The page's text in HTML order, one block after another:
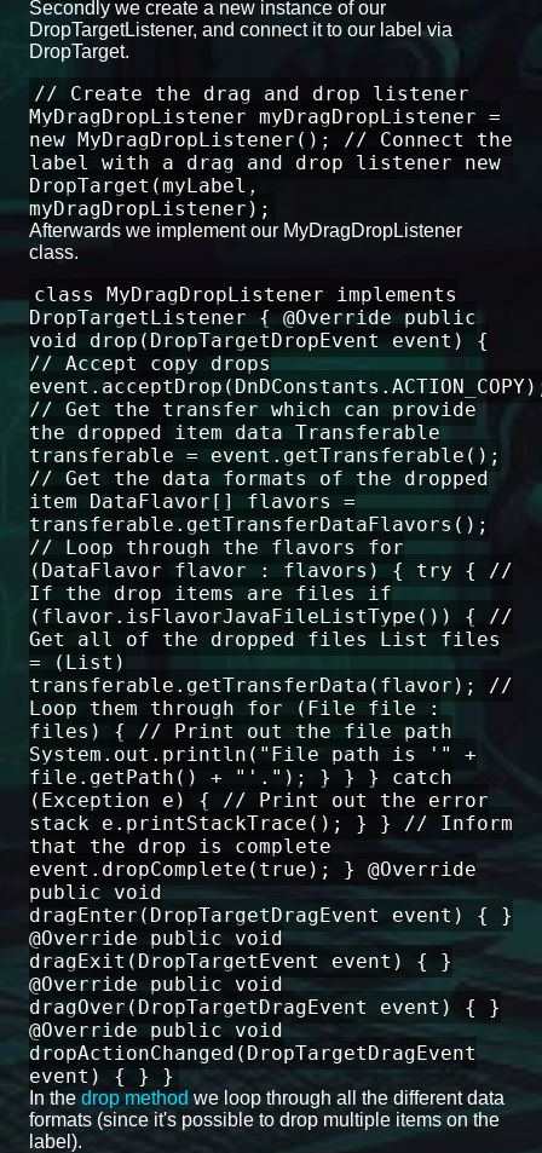
Secondly we create a new instance of our
DropTargetListener, and connect it to our label via
DropTarget.
// Create the drag and drop listener
MyDragDropListener myDragDropListener =
new MyDragDropListener(); // Connect the
label with a drag and drop listener new
DropTarget(myLabel,
myDragDropListener);
Afterwards we implement our MyDragDropListener
class.
class MyDragDropListener implements
DropTargetListener { @Override public
void drop(DropTargetDropEvent event) {
// Accept copy drops
// Get the transfer which can provide
the dropped item data Transferable
transferable = event.getTransferable();
// Get the data formats of the dropped
item DataFlavor[] flavors =
transferable.getTransferDataFlavors();
// Loop through the flavors for
(DataFlavor flavor : flavors) { try { //
If the drop items are files if
(flavor.isFlavorJavaFileListType()) { //
Get all of the dropped files List files
= (List)
transferable.getTransferData(flavor); //
Loop them through for (File file :
files) { // Print out the file path
System.out.println("File path is '" +
file.getPath() + "'."); } } } catch
(Exception e) { // Print out the error
stack e.printStackTrace(); } } // Inform
that the drop is complete
event.dropComplete(true); } @Override
public void
dragEnter(DropTargetDragEvent event) { }
@Override public void
dragExit(DropTargetEvent event) { }
@Override public void
dragOver(DropTargetDragEvent event) { }
@Override public void
dropActionChanged(DropTargetDragEvent
event) { } }
In thedrop method we loop through all the different data
formats (since it's possible to drop multiple items on the
label).